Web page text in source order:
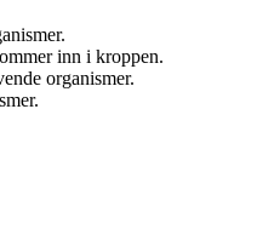
inn i kroppen.
organismer.